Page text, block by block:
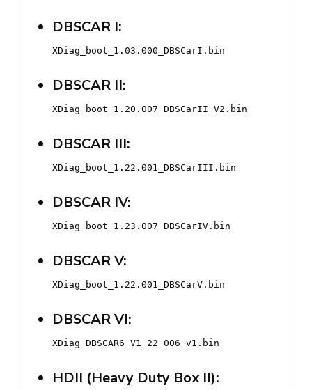
DBSCAR I:
XDiag_boot_1.03.000_DBSCarI.bin
DBSCAR II:
XDiag_boot_1.20.007_DBSCarII_V2.bin
DBSCAR III:
XDiag_boot_1.22.001_DBSCarIII.bin
DBSCAR IV:
XDiag_boot_1.23.007_DBSCarIV.bin
DBSCAR V:
XDiag_boot_1.22.001_DBSCarV.bin
DBSCAR VI:
XDiag_DBSCAR6_V1_22_006_v1.bin
HDII (Heavy Duty Box II):